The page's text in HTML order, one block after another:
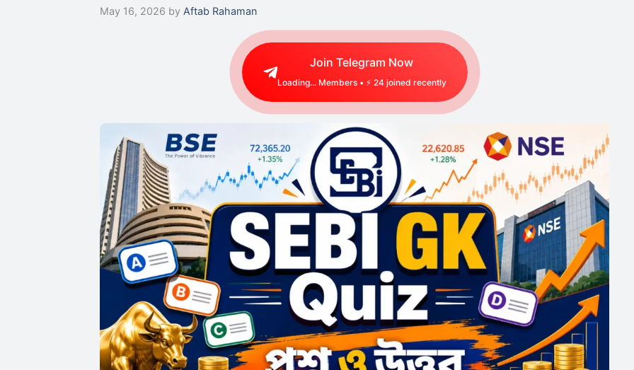
May 16, 2026 by Aftab Rahaman
Join Telegram Now
Loading...Members • ⚡ 42joined recently